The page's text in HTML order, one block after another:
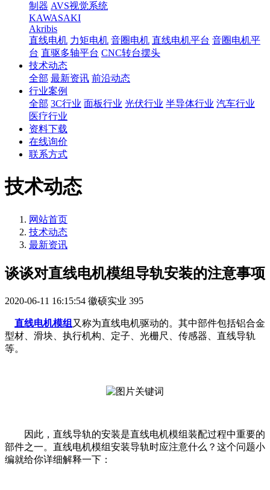
制器 AVS视觉系统
KAWASAKI
Akribis
直线电机 力矩电机 音圈电机 直线电机平台 音圈电机平
台 直驱多轴平台 CNC转台摆头
技术动态
全部 最新资讯 前沿动态
行业案例
全部 3C行业 面板行业 光伏行业 半导体行业 汽车行业
医疗行业
资料下载
在线询价
联系方式
技术动态
网站首页
技术动态
最新资讯
谈谈对直线电机模组导轨安装的注意事项
2020-06-11 16:15:54 徽硕实业 395
直线电机模组 又称为直线电机驱动的。其中部件包括铝合金
型材、滑块、执行机构、定子、光栅尺、传感器、直线导轨
等。
因此，直线导轨的安装是直线电机模组装配过程中重要的
部件之一。直线电机模组安装导轨时应注意什么？这个问题小
编就给你详细解释一下：